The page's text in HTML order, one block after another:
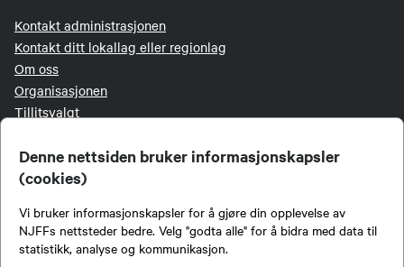
Denne nettsiden bruker informasjonskapsler
(cookies)
Vi bruker informasjonskapsler for å gjøre din opplevelse av
NJFFs nettsteder bedre. Velg "godta alle" for å bidra med data til
statistikk, analyse og kommunikasjon.
Kontakt administrasjonen
Kontakt ditt lokallag eller regionlag
Om oss
Organisasjonen
Tillitsvalgt
Personvernerklæring
Medlemsvilkår
EKSTERNE LENKER